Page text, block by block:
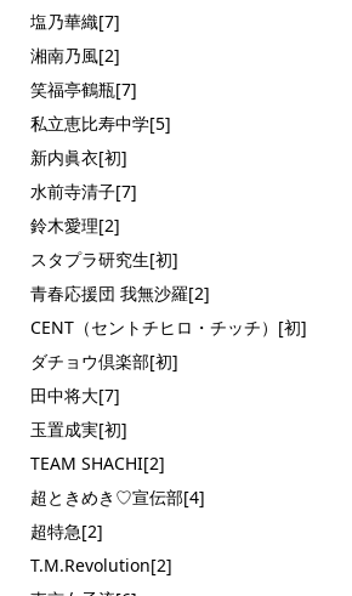
塩乃華織[7]
湘南乃風[2]
笑福亭鶴瓶[7]
私立恵比寿中学[5]
新内眞衣[初]
水前寺清子[7]
鈴木愛理[2]
スタプラ研究生[初]
青春応援団 我無沙羅[2]
CENT（セントチヒロ・チッチ）[初]
ダチョウ倶楽部[初]
田中将大[7]
玉置成実[初]
TEAM SHACHI[2]
超ときめき♡宣伝部[4]
超特急[2]
T.M.Revolution[2]